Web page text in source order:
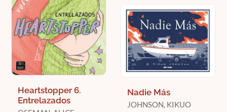
Heartstopper 6.
Entrelazados
Nadie Más
JOHNSON, KIKUO